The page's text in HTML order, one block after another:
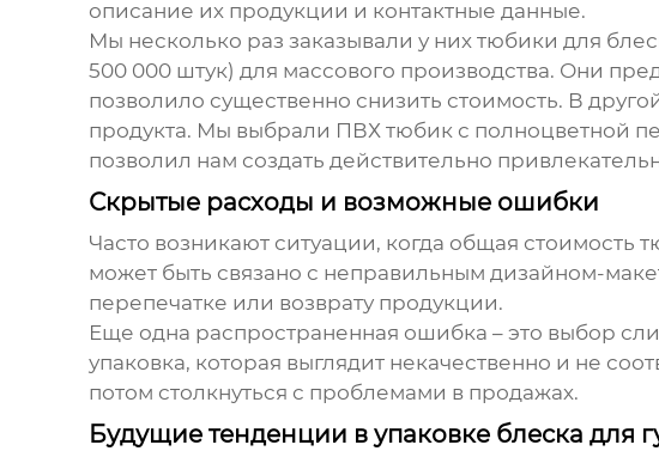
описание их продукции и контактные данные.
Мы несколько раз заказывали у них тюбики для
500 000 штук) для массового производства. Они
позволило существенно снизить стоимость. В
продукта. Мы выбрали ПВХ тюбик с полноцветной
позволил нам создать действительно
Скрытые расходы и возможные ошибки
Часто возникают ситуации, когда общая стоимость
может быть связано с неправильным дизайном-
перепечатке или возврату продукции.
Еще одна распространенная ошибка – это выбор
упаковка, которая выглядит некачественно и не
потом столкнуться с проблемами в продажах.
Будущие тенденции в упаковке блеска для